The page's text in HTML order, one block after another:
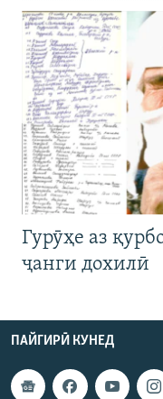
Гурӯҳе аз
ҷанги дохилӣ
ПАЙГИРӢ КУНЕД